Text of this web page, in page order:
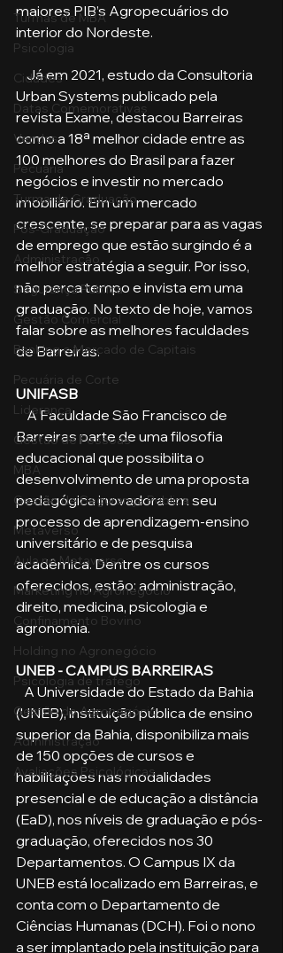
Turmas de MBA
Psicologia
Cidades
Datas Comemorativas
Vendas
Pecuária
Turma de Graduação
Pós-Graduação
Administração
Segurança Publica
Gestão Comercial
Banking e Mercado de Capitais
Pecuária de Corte
Liderança
Gestão de Pessoas
MBA
Gestão de Segurança Publica
Metaverso
Aula no Metaverso
Marketing no Agronegócio
Confinamento Bovino
Holding no Agronegócio
Psicologia de tráfego
Gestão do Agronegócio
Administração
Avaliações Psicológicas
maiores PIB’s Agropecuários do
interior do Nordeste.
    Já em 2021, estudo da Consultoria
Urban Systems publicado pela
revista Exame, destacou Barreiras
como a 18ª melhor cidade entre as
100 melhores do Brasil para fazer
negócios e investir no mercado
imobiliário. Em um mercado
crescente, se preparar para as vagas
de emprego que estão surgindo é a
melhor estratégia a seguir. Por isso,
não perca tempo e invista em uma
graduação. No texto de hoje, vamos
falar sobre as melhores faculdades
de Barreiras.
UNIFASB
    A Faculdade São Francisco de
Barreiras parte de uma filosofia
educacional que possibilita o
desenvolvimento de uma proposta
pedagógica inovadora em seu
processo de aprendizagem-ensino
universitário e de pesquisa
acadêmica. Dentre os cursos
oferecidos, estão: administração,
direito, medicina, psicologia e
agronomia.
UNEB - CAMPUS BARREIRAS
(UNEB), instituição pública de ensino
superior da Bahia, disponibiliza mais
de 150 opções de cursos e
habilitações nas modalidades
presencial e de educação a distância
(EaD), nos níveis de graduação e pós-
graduação, oferecidos nos 30
Departamentos. O Campus IX da
UNEB está localizado em Barreiras, e
conta com o Departamento de
Ciências Humanas (DCH). Foi o nono
a ser implantado pela instituição para